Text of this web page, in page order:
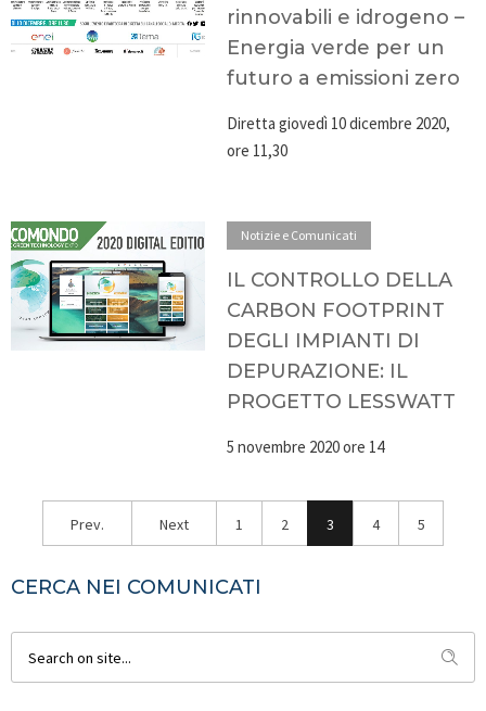
rinnovabili e idrogeno –
Energia verde per un
futuro a emissioni zero
Diretta giovedì 10 dicembre 2020,
ore 11,30
Notizie e Comunicati
IL CONTROLLO DELLA
CARBON FOOTPRINT
DEGLI IMPIANTI DI
DEPURAZIONE: IL
PROGETTO LESSWATT
5 novembre 2020 ore 14
Prev. Next 1 2 3 4 5
CERCA NEI COMUNICATI